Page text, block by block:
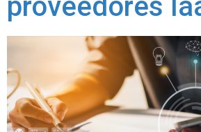
proveedores